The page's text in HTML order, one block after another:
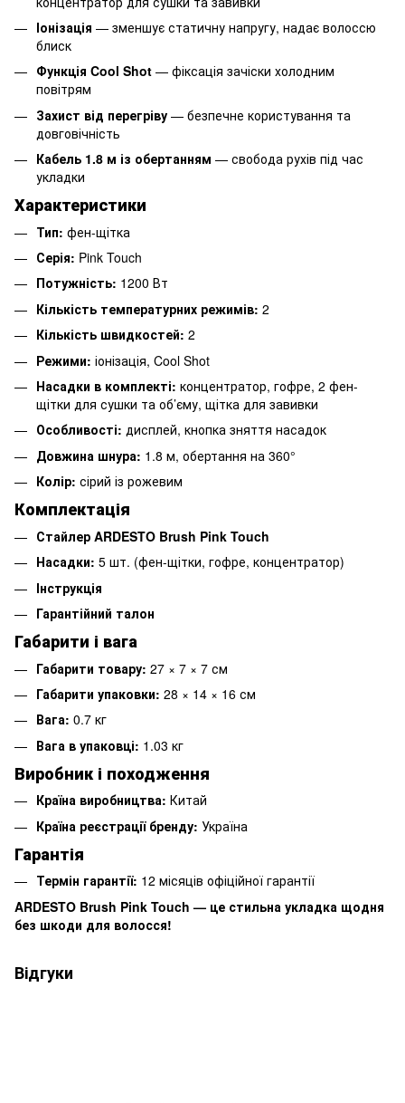
Іонізація — зменшує статичну напругу, надає волоссю
блиск
Функція Cool Shot — фіксація зачіски холодним
повітрям
Захист від перегріву — безпечне користування та
довговічність
Кабель 1.8 м із обертанням — свобода рухів під час
укладки
Характеристики
Тип: фен-щітка
Серія: Pink Touch
Потужність: 1200 Вт
Кількість температурних режимів: 2
Кількість швидкостей: 2
Режими: іонізація, Cool Shot
Насадки в комплекті: концентратор, гофре, 2 фен-
щітки для сушки та об’єму, щітка для завивки
Особливості: дисплей, кнопка зняття насадок
Довжина шнура: 1.8 м, обертання на 360°
Колір: сірий із рожевим
Комплектація
Стайлер ARDESTO Brush Pink Touch
Насадки: 5 шт. (фен-щітки, гофре, концентратор)
Інструкція
Гарантійний талон
Габарити і вага
Габарити товару: 27 × 7 × 7 см
Габарити упаковки: 28 × 14 × 16 см
Вага: 0.7 кг
Вага в упаковці: 1.03 кг
Виробник і походження
Країна виробництва: Китай
Країна реєстрації бренду: Україна
Гарантія
Термін гарантії: 12 місяців офіційної гарантії
ARDESTO Brush Pink Touch — це стильна укладка щодня
без шкоди для волосся!
Відгуки